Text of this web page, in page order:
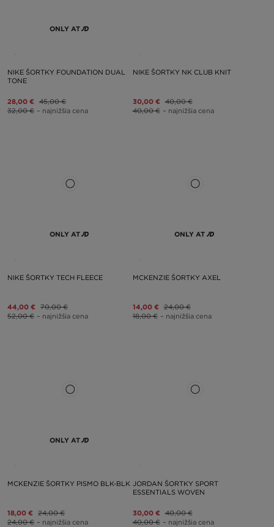
ONLY AT
NIKE ŠORTKY FOUNDATION DUAL
TONE
28,00 € 45,00 €
32,00 € – najnižšia cena
NIKE ŠORTKY NK CLUB KNIT
30,00 € 40,00 €
40,00 € – najnižšia cena
ONLY AT
NIKE ŠORTKY TECH FLEECE
44,00 € 70,00 €
52,00 € – najnižšia cena
ONLY AT
MCKENZIE ŠORTKY AXEL
14,00 € 24,00 €
18,00 € – najnižšia cena
ONLY AT
MCKENZIE ŠORTKY PISMO BLK-BLK
18,00 € 24,00 €
24,00 € – najnižšia cena
JORDAN ŠORTKY SPORT
ESSENTIALS WOVEN
30,00 € 40,00 €
40,00 € – najnižšia cena